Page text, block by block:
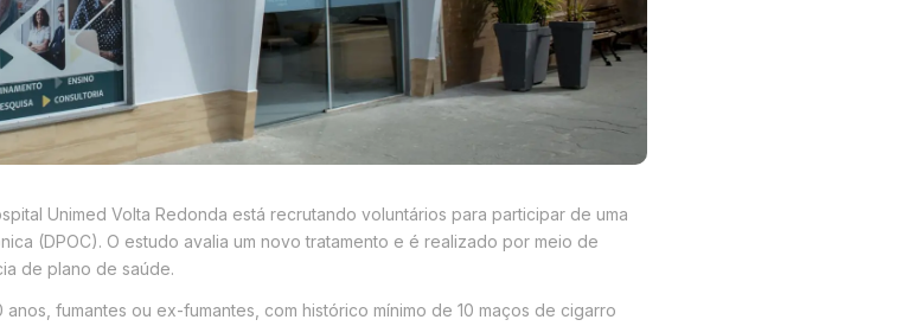
Unimed Volta Redonda está recrutando voluntários para participar de uma
(DPOC). O estudo avalia um novo tratamento e é realizado por meio de
de plano de saúde.
fumantes ou ex-fumantes, com histórico mínimo de 10 maços de cigarro